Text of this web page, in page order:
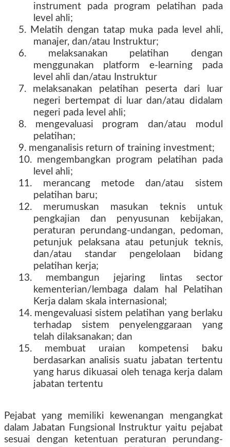
instrument pada program pelatihan pada
level ahli;
5. Melatih dengan tatap muka pada level ahli,
manajer, dan/atau Instruktur;
6. melaksanakan pelatihan dengan
menggunakan platform e-learning pada
level ahli dan/atau Instruktur
7. melaksanakan pelatihan peserta dari luar
negeri bertempat di luar dan/atau didalam
negeri pada level ahli;
8. mengevaluasi program dan/atau modul
pelatihan;
9. menganalisis return of training investment;
10. mengembangkan program pelatihan pada
level ahli;
11. merancang metode dan/atau sistem
pelatihan baru;
12. merumuskan masukan teknis untuk
pengkajian dan penyusunan kebijakan,
peraturan perundang-undangan, pedoman,
petunjuk pelaksana atau petunjuk teknis,
dan/atau standar pengelolaan bidang
pelatihan kerja;
13. membangun jejaring lintas sector
kementerian/lembaga dalam hal Pelatihan
Kerja dalam skala internasional;
14. mengevaluasi sistem pelatihan yang berlaku
terhadap sistem penyelenggaraan yang
telah dilaksanakan; dan
15. membuat uraian kompetensi baku
berdasarkan analisis suatu jabatan tertentu
yang harus dikuasai oleh tenaga kerja dalam
jabatan tertentu
Pejabat yang memiliki kewenangan mengangkat
dalam Jabatan Fungsional Instruktur yaitu pejabat
sesuai dengan ketentuan peraturan perundang-